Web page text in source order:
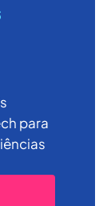
para